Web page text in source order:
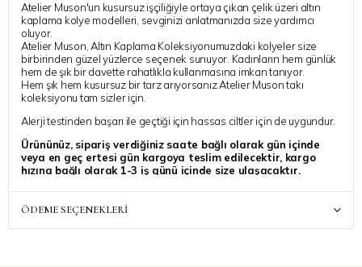
Atelier Muson'un kusursuz işçiliğiyle ortaya çıkan çelik üzeri altın
kaplama kolye modelleri, sevginizi anlatmanızda size yardımcı
oluyor.
Atelier Muson, Altın Kaplama Koleksiyonumuzdaki kolyeler size
birbirinden güzel yüzlerce seçenek sunuyor. Kadınların hem günlük
hem de şık bir davette rahatlıkla kullanmasına imkan tanıyor.
Hem şık hem kusursuz bir tarz arıyorsanız Atelier Muson takı
koleksiyonu tam sizler için.
Alerji testinden başarı ile geçtiği için hassas ciltler için de uygundur.
Ürününüz, sipariş verdiğiniz saate bağlı olarak gün içinde
veya en geç ertesi gün kargoya teslim edilecektir, kargo
hızına bağlı olarak 1-3 iş günü içinde size ulaşacaktır.
ÖDEME SEÇENEKLERI